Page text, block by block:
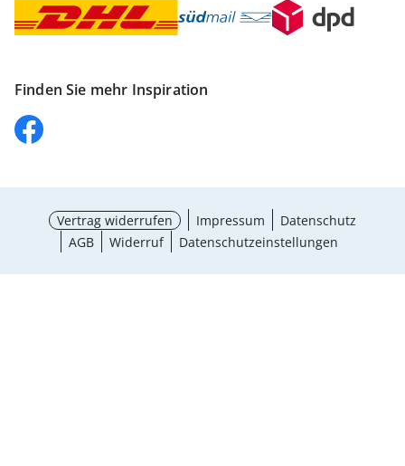
Finden Sie mehr Inspiration
Vertrag widerrufen Impressum
Datenschutz
AGB
Widerruf Datenschutzeinstellungen